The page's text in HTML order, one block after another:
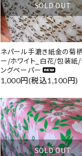
SOLD OUT
ネパール手漉き紙金の菊
ー/ホワイト_白花/包装紙/
ングペーパー
1,000円(税込1,100円)
SOLD OUT